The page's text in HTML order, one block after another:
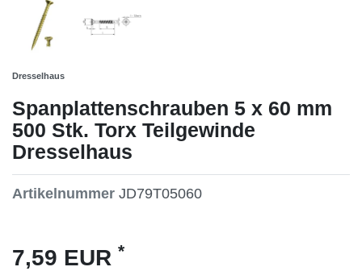
Dresselhaus
Spanplattenschrauben 5 x 60 mm
500 Stk. Torx Teilgewinde
Dresselhaus
Artikelnummer JD79T05060
7,59 EUR *